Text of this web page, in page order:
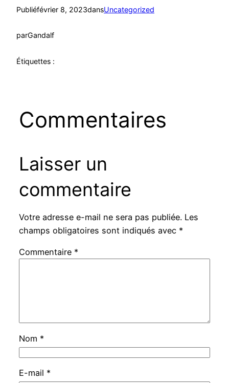
Publiéfévrier 8, 2023dansUncategorized
parGandalf
Étiquettes :
Commentaires
Laisser un
commentaire
Votre adresse e-mail ne sera pas publiée. Les
champs obligatoires sont indiqués avec *
Commentaire *
Nom *
E-mail *